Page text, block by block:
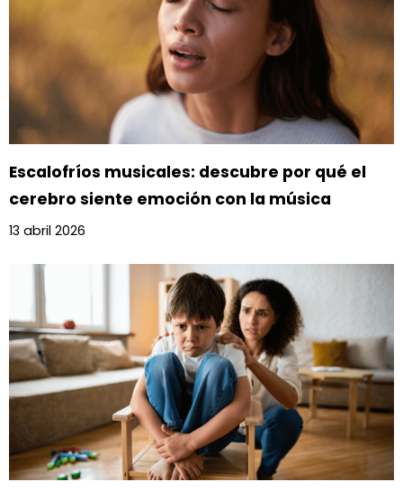
Escalofríos musicales: descubre por qué el
cerebro siente emoción con la música
13 abril 2026